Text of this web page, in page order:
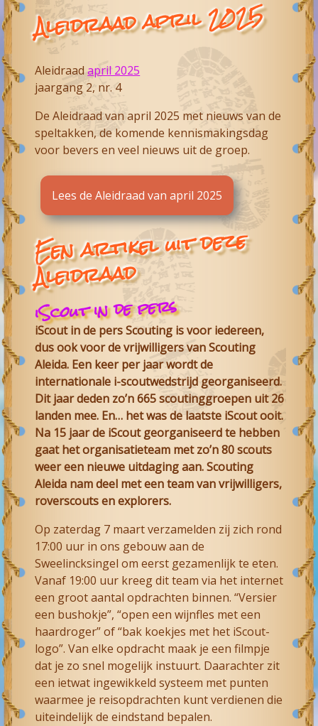
Aleidraad april 2025
Aleidraadapril 2025
jaargang 2, nr. 4
De Aleidraad van april 2025 met nieuws van de
speltakken, de komende kennismakingsdag
voor bevers en veel nieuws uit de groep.
Lees de Aleidraad van april 2025
Een artikel uit deze
Aleidraad
iScout in de pers
iScout in de pers Scouting is voor iedereen,
dus ook voor de vrijwilligers van Scouting
Aleida. Een keer per jaar wordt de
internationale i-scoutwedstrijd georganiseerd.
Dit jaar deden zo’n 665 scoutinggroepen uit 26
landen mee. En… het was de laatste iScout ooit.
Na 15 jaar de iScout georganiseerd te hebben
gaat het organisatieteam met zo’n 80 scouts
weer een nieuwe uitdaging aan. Scouting
Aleida nam deel met een team van vrijwilligers,
roverscouts en explorers.
Op zaterdag 7 maart verzamelden zij zich rond
17:00 uur in ons gebouw aan de
Sweelincksingel om eerst gezamenlijk te eten.
Vanaf 19:00 uur kreeg dit team via het internet
een groot aantal opdrachten binnen. “Versier
een bushokje”, “open een wijnfles met een
haardroger” of “bak koekjes met het iScout-
logo”. Van elke opdracht maak je een filmpje
dat je zo snel mogelijk instuurt. Daarachter zit
een ietwat ingewikkeld systeem met punten
waarmee je reisopdrachten kunt verdienen die
uiteindelijk de eindstand bepalen.